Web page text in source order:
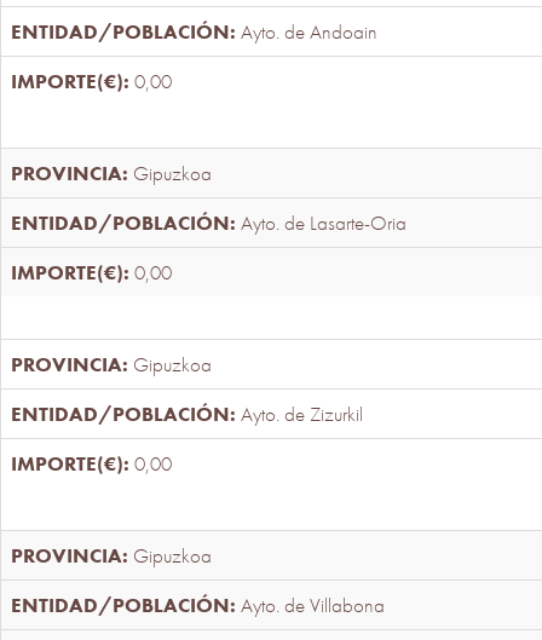
Ayto. de Andoain
0,00
Gipuzkoa
Ayto. de Lasarte-Oria
0,00
Gipuzkoa
Ayto. de Zizurkil
0,00
Gipuzkoa
Ayto. de Villabona